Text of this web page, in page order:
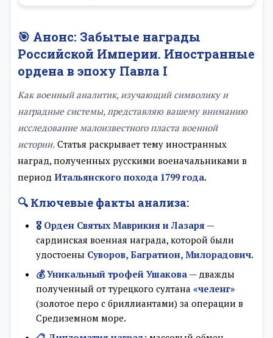
🎯 Анонс: Забытые награды
Российской Империи. Иностранные
ордена в эпоху Павла I
Как военный аналитик, изучающий символику и
наградные системы, представляю вашему вниманию
исследование малоизвестного пласта военной
истории. Статья раскрывает тему иностранных
наград, полученных русскими военачальниками в
период Итальянского похода 1799 года.
🔍 Ключевые факты анализа:
🎖️ Орден Святых Маврикия и Лазаря —
сардинская военная награда, которой были
удостоены Суворов, Багратион, Милорадович.
💰 Уникальный трофей Ушакова — дважды
полученный от турецкого султана «челенг»
(золотое перо с бриллиантами) за операции в
Средиземном море.